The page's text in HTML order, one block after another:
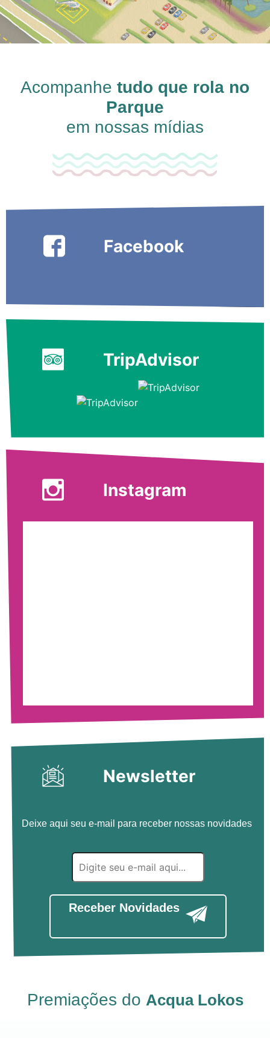
Acompanhe tudo que rola no
Parque
em nossas mídias
Facebook
TripAdvisor
Instagram
Newsletter
Deixe aqui seu e-mail para receber nossas novidades
Receber Novidades
Premiações do Acqua Lokos